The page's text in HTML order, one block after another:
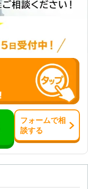
関係者と楽しく行い、
との親睦を深めていま
客様とのコミュニケーシ
ているため、地域のみ
を深めることでより気軽
みをご相談いただける環
もサービス業である”と
客様とのコミュニケー
したいと考えていま
庭師中村の伐採で安全に
ませんか。
フォームで相
談する